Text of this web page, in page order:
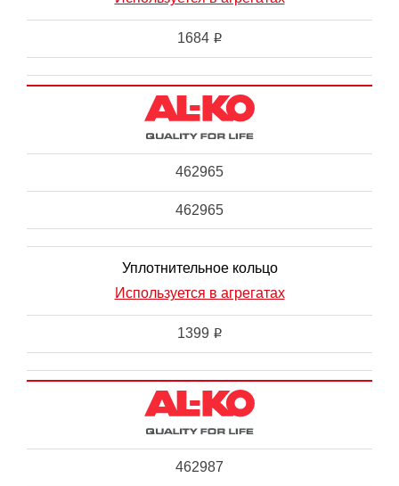
1684 i
462965
462965
Уплотнительное кольцо
Используется в агрегатах
1399 i
462987